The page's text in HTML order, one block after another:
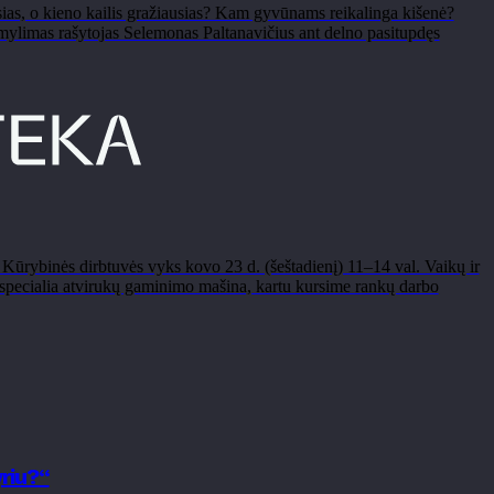
o kieno kailis gražiausias? Kam gyvūnams reikalinga kišenė?
rašytojas Selemonas Paltanavičius ant delno pasitupdęs
dirbtuvės vyks kovo 23 d. (šeštadienį) 11–14 val. Vaikų ir
atvirukų gaminimo mašina, kartu kursime rankų darbo